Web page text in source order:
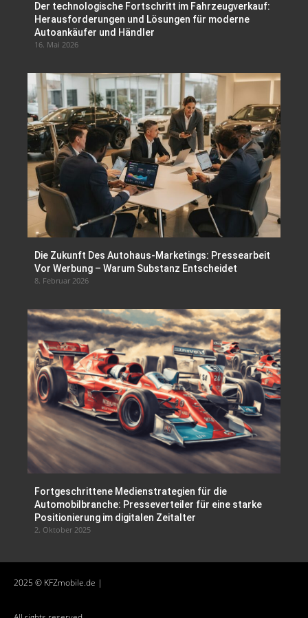
Der technologische Fortschritt im Fahrzeugverkauf:
Herausforderungen und Lösungen für moderne
Autoankäufer und Händler
16. Mai 2026
Die Zukunft Des Autohaus-Marketings: Pressearbeit
Vor Werbung – Warum Substanz Entscheidet
8. Februar 2026
Fortgeschrittene Medienstrategien für die
Automobilbranche: Presseverteiler für eine starke
Positionierung im digitalen Zeitalter
2. Oktober 2025
2025 © KFZmobile.de |